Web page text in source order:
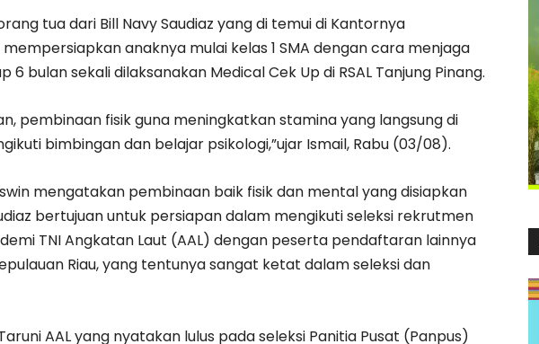
tua dari Bill Navy Saudiaz yang di temui di Kantornya
anaknya mulai kelas 1 SMA dengan cara menjaga
6 bulan sekali dilaksanakan Medical Cek Up di RSAL Tanjung Pinang.
pembinaan fisik guna meningkatkan stamina yang langsung di
bimbingan dan belajar psikologi,”ujar Ismail, Rabu (03/08).
mengatakan pembinaan baik fisik dan mental yang disiapkan
bertujuan untuk persiapan dalam mengikuti seleksi rekrutmen
TNI Angkatan Laut (AAL) dengan peserta pendaftaran lainnya
Riau, yang tentunya sangat ketat dalam seleksi dan
AAL yang nyatakan lulus pada seleksi Panitia Pusat (Panpus)